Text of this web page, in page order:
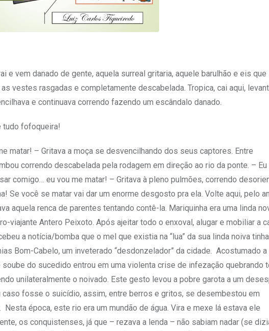
e vem danado de gente, aquela surreal gritaria, aquele barulhão e eis que
vestes rasgadas e completamente descabelada. Tropica, cai aqui,
e continuava correndo fazendo um escândalo danado.
tudo fofoqueira!
matar! – Gritava a moça se desvencilhando dos seus captores. Entre
correndo descabelada pela rodagem em direção ao rio da ponte. – Eu
comigo… eu vou me matar! – Gritava à pleno pulmões, correndo
Se você se matar vai dar um enorme desgosto pra ela. Volte aqui, pelo
aquela renca de parentes tentando contê-la. Mariquinha era uma linda
viajante Antero Peixoto. Após ajeitar todo o enxoval, alugar e mobiliar a
a notícia/bomba que o mel que existia na “lua” da sua linda noiva
Bom-Cabelo, um inveterado “desdonzelador” da cidade. Acostumado a
do sucedido entrou em uma violenta crise de infezação quebrando
unilateralmente o noivado. Este gesto levou a pobre garota a um
caso fosse o suicídio, assim, entre berros e gritos, se desembestou em
época, este rio era um mundão de água. Vira e mexe lá estava ele
os conquistenses, já que – rezava a lenda – não sabiam nadar (se